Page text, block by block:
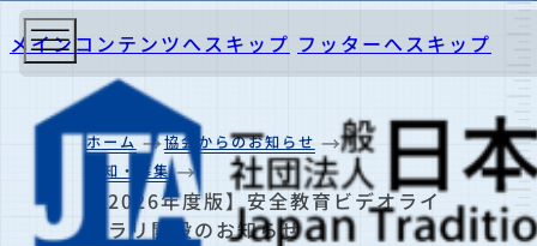
メインコンテンツへスキップ フッターへスキップ
ホーム
協会からのお知らせ
告知・募集
【2026年度版】安全教育ビデオライ
ブラリ開設のお知らせ